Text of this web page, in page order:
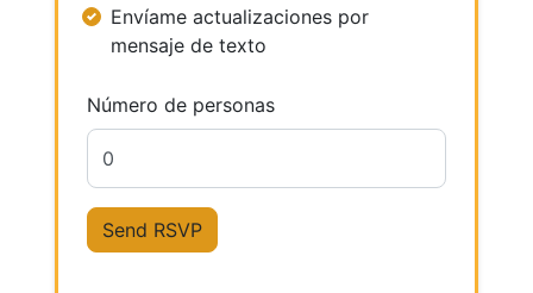
Envíame actualizaciones por
mensaje de texto
Número de personas